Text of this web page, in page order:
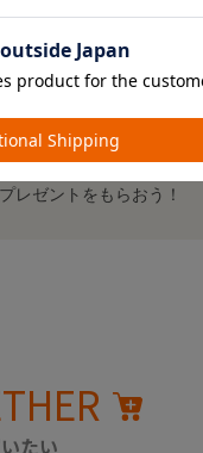
インが必要です。
レゼントをもらおう！
たい